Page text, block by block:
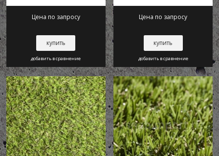
Цена по запросу
купить
добавить в сравнение
Цена по запросу
купить
добавить в сравнение